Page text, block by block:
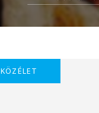
KÖZÉLET